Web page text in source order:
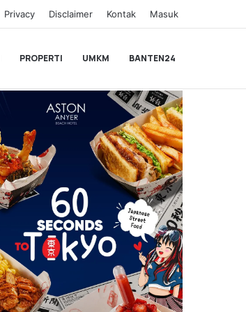
Privacy Disclaimer Kontak Masuk
PROPERTI UMKM BANTEN24